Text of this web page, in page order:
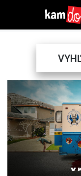
Previous